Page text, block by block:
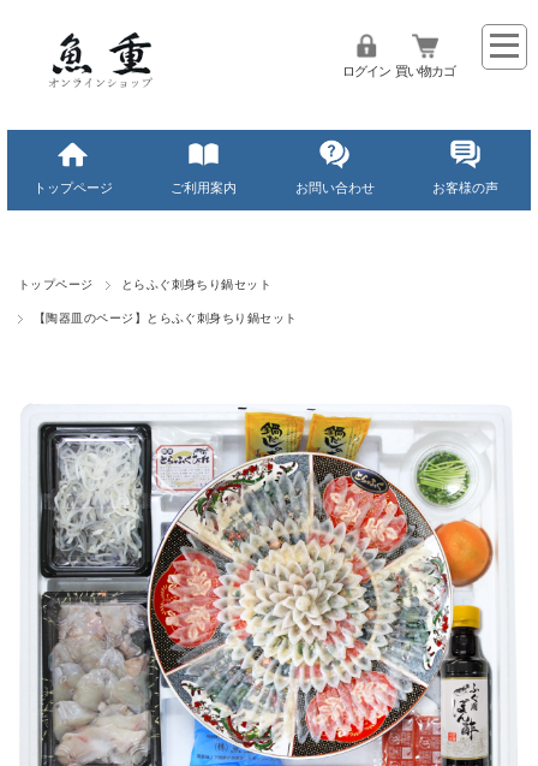
ログイン 買い物カゴ
トップページ ご利用案内 お問い合わせ お客様の声
トップページ とらふぐ刺身ちり鍋セット
【陶器皿のページ】とらふぐ刺身ちり鍋セット